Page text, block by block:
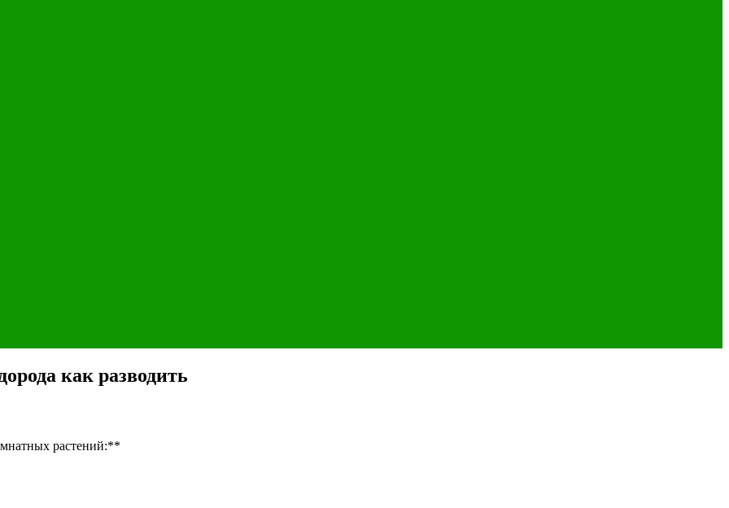
как разводить
растений:**